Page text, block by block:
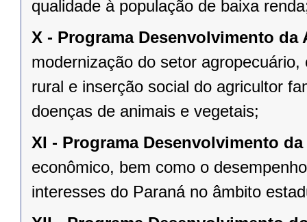
qualidade à população de baixa
X - Programa Desenvolvimento da
modernização do setor
rural e inserção social do agricultor
doenças de animais e vegetais;
XI - Programa Desenvolvimento
econômico, bem como o
interesses do Paraná no âmbito